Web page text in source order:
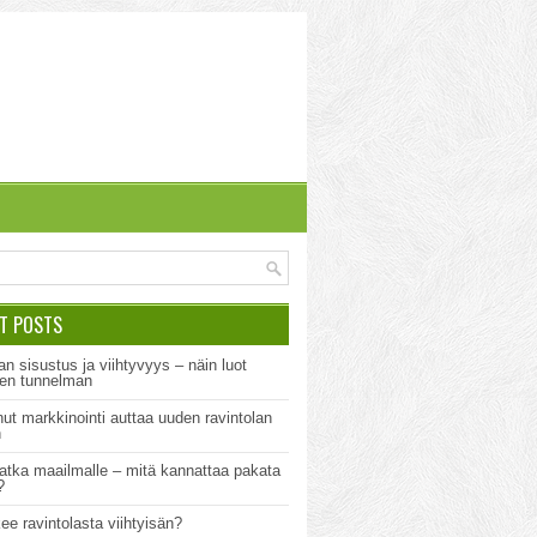
POSTS
sisustus ja viihtyvyys – näin luot
tunnelman
markkinointi auttaa uuden ravintolan
maailmalle – mitä kannattaa pakata
ravintolasta viihtyisän?